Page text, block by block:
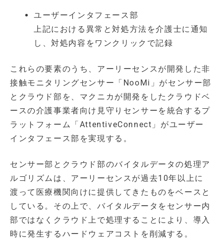
ユーザーインタフェース部
上記における異常と対処方法を介護士に通知
し、対処内容をワンクリックで記録
これらの要素のうち、アーリーセンスが開発した非
接触モニタリングセンサー「NooMi」がセンサー部
とクラウド部を、マクニカが開発をしたクラウドベ
ースの介護事業者向け見守りセンサーを統合するプ
ラットフォーム「AttentiveConnect」がユーザー
インタフェース部を実現する。
センサー部とクラウド部のバイタルデータの処理ア
ルゴリズムは、アーリーセンスが過去10年以上に
渡って医療機関向けに提供してきたものをベースと
している。その上で、バイタルデータをセンサー内
部ではなくクラウド上で処理することにより、導入
時に発生するハードウェアコストを削減する。